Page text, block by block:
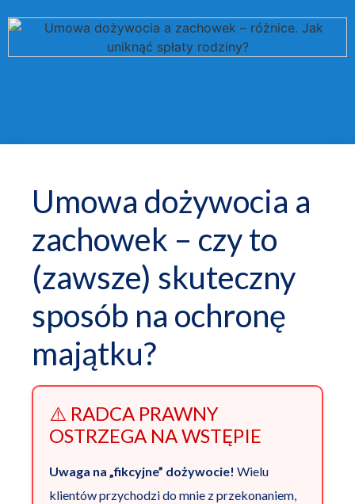
Umowa dożywocia a
zachowek – czy to
(zawsze) skuteczny
sposób na ochronę
majątku?
⚠️ RADCA PRAWNY
OSTRZEGA NA WSTĘPIE
Uwaga na „fikcyjne” dożywocie! Wielu
klientów przychodzi do mnie z przekonaniem,